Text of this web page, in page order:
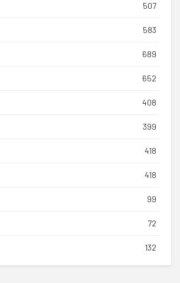
507
583
689
652
408
399
418
418
99
72
132